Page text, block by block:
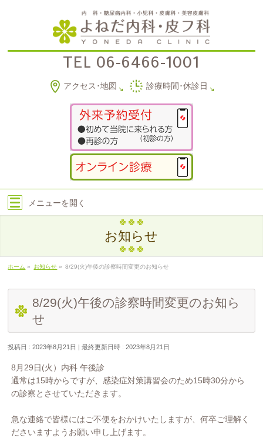
TEL 06-6466-1001
アクセス･地図 診療時間･休診日
メニューを開く
お知らせ
ホーム » お知らせ » 8/29(火)午後の診察時間変更のお知らせ
8/29(火)午後の診察時間変更のお知ら
せ
投稿日 : 2023年8月21日 最終更新日時 : 2023年8月21日
8月29日(火）内科 午後診
通常は15時からですが、感染症対策講習会のため15時30分から
の診察とさせていただきます。
急な連絡で皆様にはご不便をおかけいたしますが、何卒ご理解く
ださいますようお願い申し上げます。